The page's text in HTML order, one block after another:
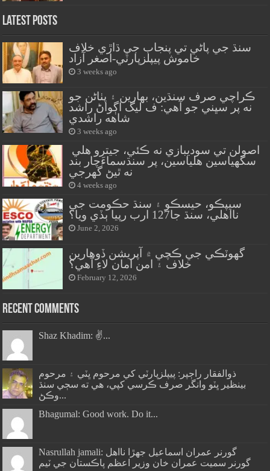
Latest Posts
سنڌ جي پاڻي تي پنجاب جي ڌاڙي خلاف
خاموش پيپلزپارٽي-اصغر آزاد
3 weeks ago
ڪراچي صرف سنڌين، بهارين ۽ پٺاڻن جو
نه پر سڀني جو آهي: ف ليگ اڳواڻ راشد
شاهه راشدي
3 weeks ago
سگهياسين هلياسين، پر سنڌسماءَچار بند
نه ٿيڻ گهرجي
4 weeks ago
سيپڪو، حيسڪو ۽ سنڌ حڪومت جي
نااهلي، سنڌ جا127 ارب رپيا ٻڏي ويا؟
June 2, 2026
گهوٽڪي جي ڪچي ۾ آپريشن ڏوهارين
خلاف ۽ امن امان لاءِ آهي؟
February 12, 2026
Recent Comments
Shaz Khadim: ✌️...
ذوالفقار راڄپر: پيپلزپارٽي کي مرحوم ڀٽي ۽ مرحوم
بينظير ڀٽو وانگر صرف ڪرسي کپي، هي ته سڄي سنڌ
وڪڻ...
Bhagumal: Good work. Do it...
Nasrullah jamali: گورنر عمران اسماعيل جھڙا نااهل
گورنر سميت عمران خان وزير اعظم پاڪستان جي ٽيم